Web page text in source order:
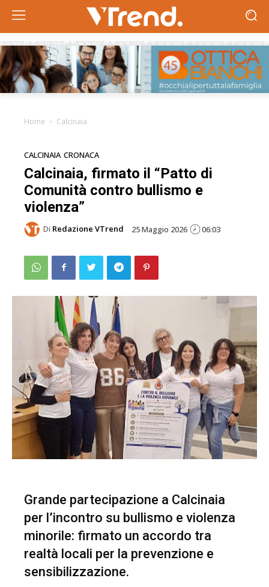
Home Calcinaia
CALCINAIA CRONACA
Calcinaia, firmato il “Patto di
Comunità contro bullismo e
violenza”
Di Redazione VTrend 25 Maggio 2026 06:03
Grande partecipazione a Calcinaia
per l’incontro su bullismo e violenza
minorile: firmato un accordo tra
realtà locali per la prevenzione e
sensibilizzazione.